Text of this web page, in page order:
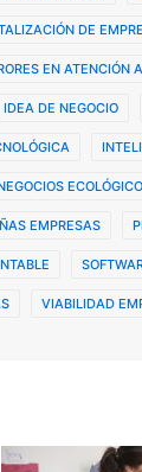
DE
EN ATENCIÓN
IDEA DE NEGOCIO
EMPRESAS
VIABILIDAD